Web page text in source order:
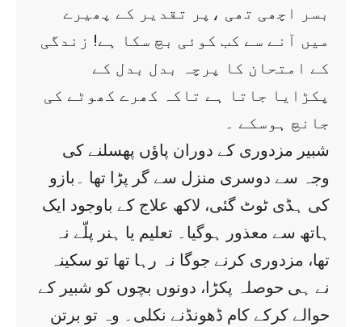
بسر اچھی تھی ،پر تقدیر کے پھیرے
میں آنے سے کب کوئی بچ سکا ہے! زندگی
کے امتحان کا پرچہ بدل بدل کے
پکڑایا جاتا ہے تاکہ کھرے کھوٹے کی
جانچ ہوسکے ۔
شبیر مزدوری کے دوران پاؤں پھسلنے کی
وجہ سے دوسری منزل سے گر پڑا تھا ۔بازو
کی ہڈی ٹوٹ گئی، لاکھ علاج کے باوجود ایک
ہاتھ سے معذور ہوگیا۔ تعلیم یا ہنر پلّے نہ
تھا، مزدوری کرنے جوگا نہ رہا تھا تو سکینہ
نے ہی حوصلہ پکڑا، دونوں بچوں کو شبیر کے
حوالے کرکے کام ڈھونڈنے نکلی۔ وہ تو برتن